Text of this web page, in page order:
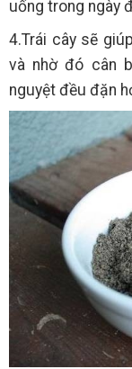
uống trong ngày
4.Trái cây sẽ
và nhờ đó cân
nguyệt đều đặn